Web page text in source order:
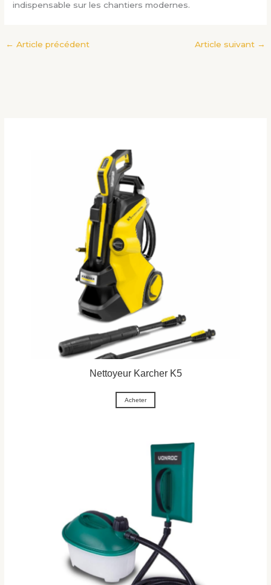
indispensable sur les chantiers modernes.
← Article précédent Article suivant →
Nettoyeur Karcher K5
Acheter